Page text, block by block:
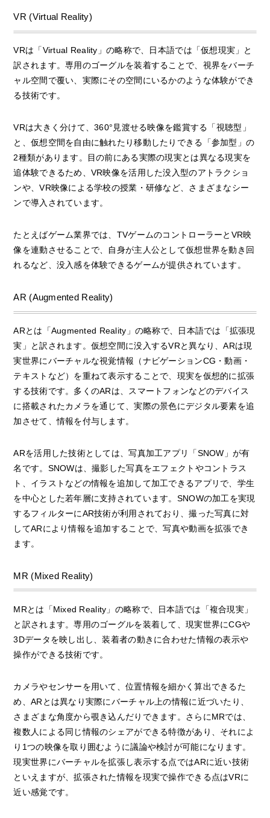
VR (Virtual Reality)
VRは「Virtual Reality」の略称で、日本語では「仮想現実」と
訳されます。専用のゴーグルを装着することで、視界をバーチ
ャル空間で覆い、実際にその空間にいるかのような体験ができ
る技術です。
VRは大きく分けて、360°見渡せる映像を鑑賞する「視聴型」
と、仮想空間を自由に触れたり移動したりできる「参加型」の
2種類があります。目の前にある実際の現実とは異なる現実を
追体験できるため、VR映像を活用した没入型のアトラクショ
ンや、VR映像による学校の授業・研修など、さまざまなシー
ンで導入されています。
たとえばゲーム業界では、TVゲームのコントローラーとVR映
像を連動させることで、自身が主人公として仮想世界を動き回
れるなど、没入感を体験できるゲームが提供されています。
AR (Augmented Reality)
ARとは「Augmented Reality」の略称で、日本語では「拡張現
実」と訳されます。仮想空間に没入するVRと異なり、ARは現
実世界にバーチャルな視覚情報（ナビゲーションCG・動画・
テキストなど）を重ねて表示することで、現実を仮想的に拡張
する技術です。多くのARは、スマートフォンなどのデバイス
に搭載されたカメラを通じて、実際の景色にデジタル要素を追
加させて、情報を付与します。
ARを活用した技術としては、写真加工アプリ「SNOW」が有
名です。SNOWは、撮影した写真をエフェクトやコントラス
ト、イラストなどの情報を追加して加工できるアプリで、学生
を中心とした若年層に支持されています。SNOWの加工を実現
するフィルターにAR技術が利用されており、撮った写真に対
してARにより情報を追加することで、写真や動画を拡張でき
ます。
MR (Mixed Reality)
MRとは「Mixed Reality」の略称で、日本語では「複合現実」
と訳されます。専用のゴーグルを装着して、現実世界にCGや
3Dデータを映し出し、装着者の動きに合わせた情報の表示や
操作ができる技術です。
カメラやセンサーを用いて、位置情報を細かく算出できるた
め、ARとは異なり実際にバーチャル上の情報に近づいたり、
さまざまな角度から覗き込んだりできます。さらにMRでは、
複数人による同じ情報のシェアができる特徴があり、それによ
り1つの映像を取り囲むように議論や検討が可能になります。
現実世界にバーチャルを拡張し表示する点ではARに近い技術
といえますが、拡張された情報を現実で操作できる点はVRに
近い感覚です。